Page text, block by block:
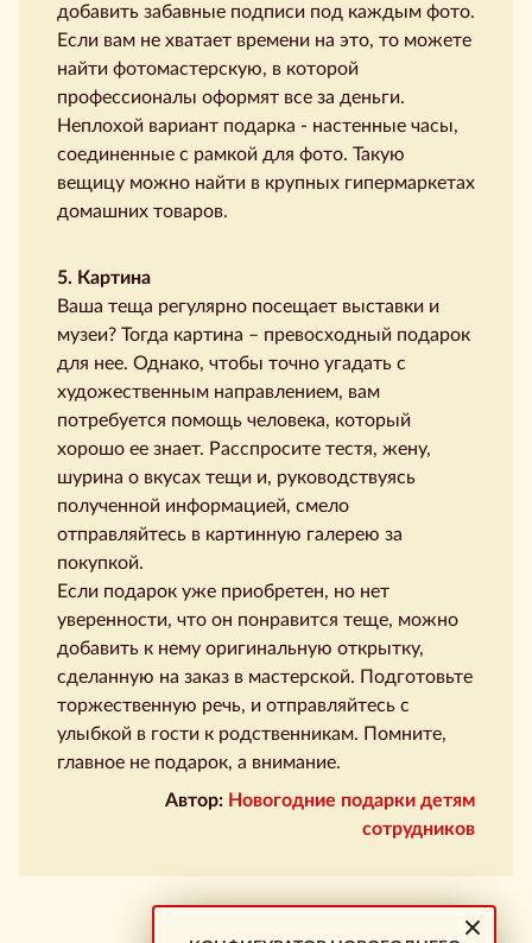
добавить забавные подписи под каждым фото.
Если вам не хватает времени на это, то можете
найти фотомастерскую, в которой
профессионалы оформят все за деньги.
Неплохой вариант подарка - настенные часы,
соединенные с рамкой для фото. Такую
вещицу можно найти в крупных гипермаркетах
домашних товаров.
5. Картина
Ваша теща регулярно посещает выставки и
музеи? Тогда картина – превосходный подарок
для нее. Однако, чтобы точно угадать с
художественным направлением, вам
потребуется помощь человека, который
хорошо ее знает. Расспросите тестя, жену,
шурина о вкусах тещи и, руководствуясь
полученной информацией, смело
отправляйтесь в картинную галерею за
покупкой.
Если подарок уже приобретен, но нет
уверенности, что он понравится теще, можно
добавить к нему оригинальную открытку,
сделанную на заказ в мастерской. Подготовьте
торжественную речь, и отправляйтесь с
улыбкой в гости к родственникам. Помните,
главное не подарок, а внимание.
Автор: Новогодние подарки детям
сотрудников